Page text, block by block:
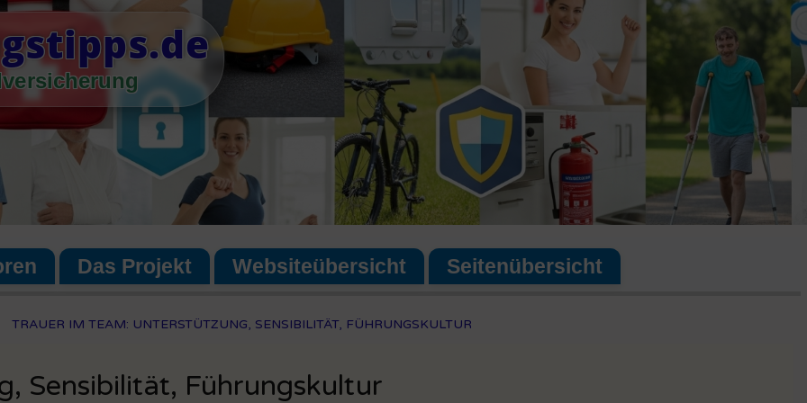
Das Projekt Websiteübersicht Seitenübersicht
TRAUER IM TEAM: UNTERSTÜTZUNG, SENSIBILITÄT, FÜHRUNGSKULTUR
Sensibilität, Führungskultur